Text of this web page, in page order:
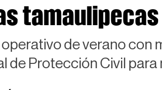
de verano con
de Protección Civil